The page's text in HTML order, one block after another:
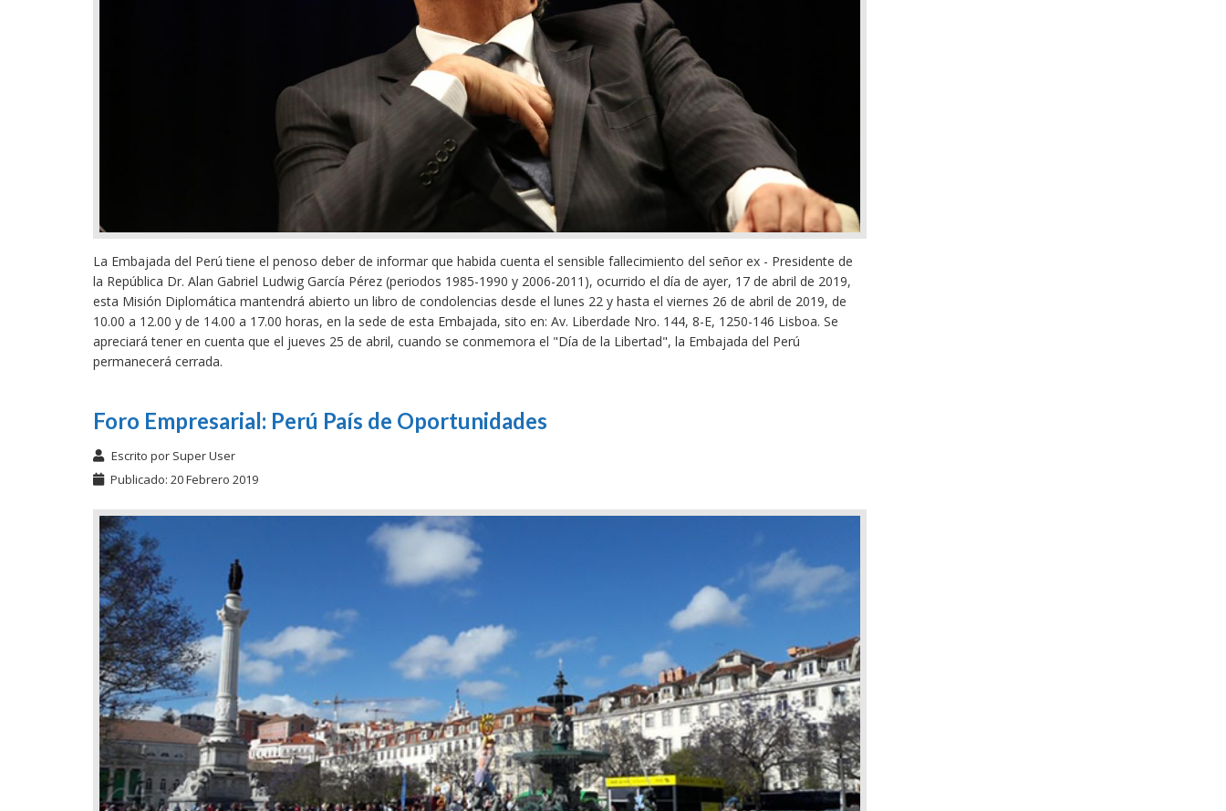
La Embajada del Perú tiene el penoso deber de informar que habida cuenta el sensible fallecimiento del señor ex - Presidente de
la República Dr. Alan Gabriel Ludwig García Pérez (periodos 1985-1990 y 2006-2011), ocurrido el día de ayer, 17 de abril de 2019,
esta Misión Diplomática mantendrá abierto un libro de condolencias desde el lunes 22 y hasta el viernes 26 de abril de 2019, de
10.00 a 12.00 y de 14.00 a 17.00 horas, en la sede de esta Embajada, sito en: Av. Liberdade Nro. 144, 8-E, 1250-146 Lisboa. Se
apreciará tener en cuenta que el jueves 25 de abril, cuando se conmemora el "Día de la Libertad", la Embajada del Perú
permanecerá cerrada.
Foro Empresarial: Perú País de Oportunidades
Escrito por Super User
Publicado: 20 Febrero 2019